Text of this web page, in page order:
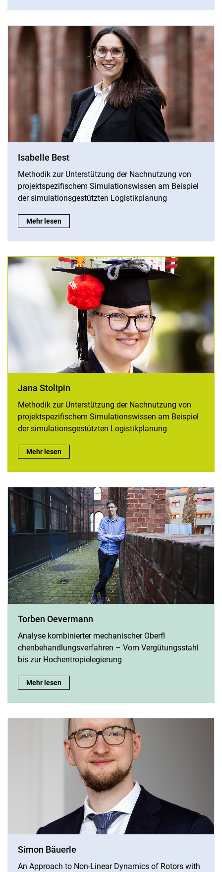
Isabelle Best
Methodik zur Unterstützung der Nachnutzung von
projektspezifischem Simulationswissen am Beispiel
der simulationsgestützten Logistikplanung
Isabelle Best:
Mehr lesen
Jana Stolipin
Methodik zur Unterstützung der Nachnutzung von
projektspezifischem Simulationswissen am Beispiel
der simulationsgestützten Logistikplanung
Jana Stolipin:
Mehr lesen
Torben Oevermann
Analyse kombinierter mechanischer Oberfl
chenbehandlungsverfahren – Vom Vergütungsstahl
bis zur Hochentropielegierung
Torben Oevermann:
Mehr lesen
Simon Bäuerle
An Approach to Non-Linear Dynamics of Rotors with